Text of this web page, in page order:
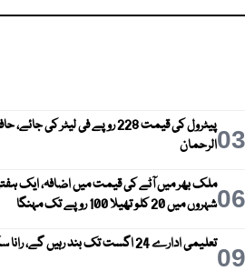
03
پیٹرول کی قیمت 228 روپے فی لیٹر کی
الرحمان
06ملک بھر میں آٹے کی قیمت میں اضافہ، ایک
شہروں میں 20 کلو تھیلا 100 روپے تک مہنگا
09تعلیمی ادارے 24 اگست تک بند رہیں گے، رانا سکندر حیات